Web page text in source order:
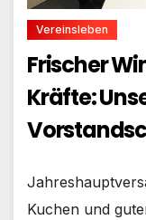
Vereinsleben
Frischer
Kräfte:
Kuchen und